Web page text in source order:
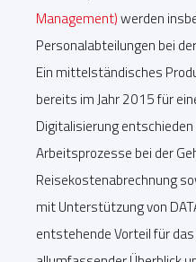
Management)werden
Personalabteilungen bei
Ein mittelständisches
bereits im Jahr 2015 für
Digitalisierung
Arbeitsprozesse bei der
Reisekostenabrechnung
mit Unterstützung von
entstehende Vorteil für